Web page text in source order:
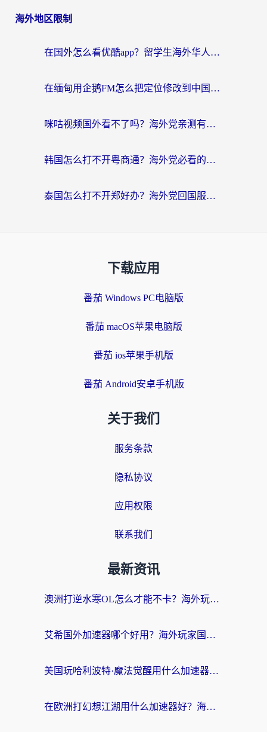
海外地区限制
在国外怎么看优酷app？留学生海外华人必看的无限制追剧指南
在缅甸用企鹅FM怎么把定位修改到中国国内？海外党解决地域限制的实用指南
咪咕视频国外看不了吗？海外党亲测有效的回国加速解决方案
韩国怎么打不开粤商通？海外党必看的回国加速器选择指南（附加拿大农行俄罗斯有缘网解决方案）
泰国怎么打不开郑好办？海外党回国服务+影音追剧全搞定的实用指南
下载应用
番茄 Windows PC电脑版
番茄 macOS苹果电脑版
番茄 ios苹果手机版
番茄 Android安卓手机版
关于我们
服务条款
隐私协议
应用权限
联系我们
最新资讯
澳洲打逆水寒OL怎么才能不卡？海外玩家国服游戏加速终极指南（附梦幻模拟战地铁跑酷解决办法）
艾希国外加速器哪个好用？海外玩家国服游戏畅玩终极指南（附欧洲玩鸣潮街头篮球实测）
美国玩哈利波特·魔法觉醒用什么加速器？告别延迟的终极指南（含免费QQ炫舞方案+印尼妄想山海秘籍）
在欧洲打幻想江湖用什么加速器好？海外玩家国服游戏畅玩指南